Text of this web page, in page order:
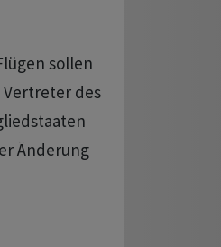
sollen
des
Änderung